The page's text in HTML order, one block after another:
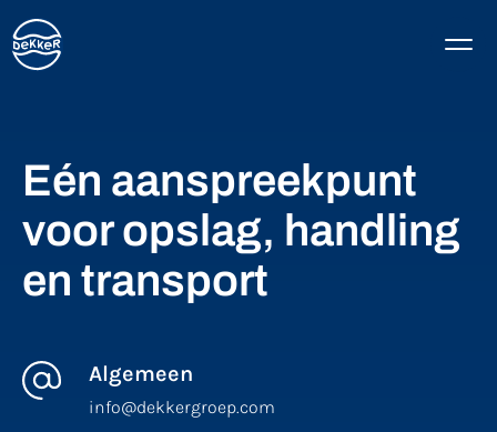
Eén aanspreekpunt
voor opslag, handling
en transport
Algemeen
info@dekkergroep.com